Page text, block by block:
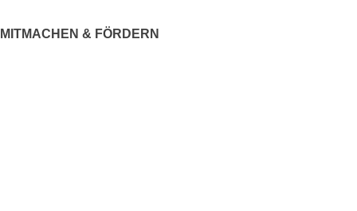
MITMACHEN & FÖRDERN